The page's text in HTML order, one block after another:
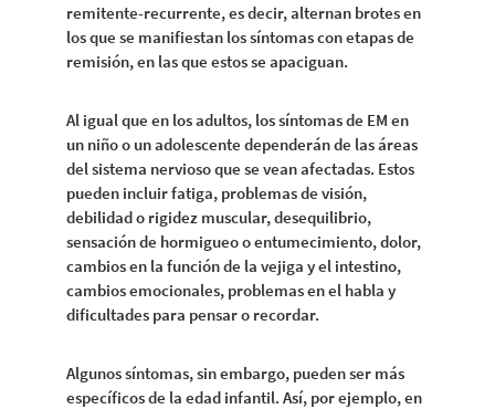
remitente-recurrente, es decir, alternan brotes en
los que se manifiestan los síntomas con etapas de
remisión, en las que estos se apaciguan.
Al igual que en los adultos, los síntomas de EM en
un niño o un adolescente dependerán de las áreas
del sistema nervioso que se vean afectadas. Estos
pueden incluir fatiga, problemas de visión,
debilidad o rigidez muscular, desequilibrio,
sensación de hormigueo o entumecimiento, dolor,
cambios en la función de la vejiga y el intestino,
cambios emocionales, problemas en el habla y
dificultades para pensar o recordar.
Algunos síntomas, sin embargo, pueden ser más
específicos de la edad infantil. Así, por ejemplo, en